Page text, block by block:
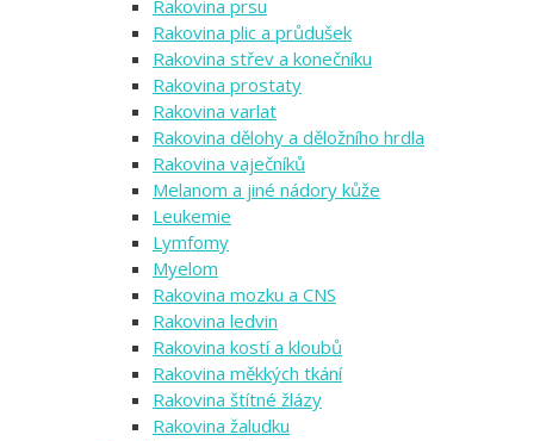
Rakovina prsu
Rakovina plic a průdušek
Rakovina střev a konečníku
Rakovina prostaty
Rakovina varlat
Rakovina dělohy a děložního hrdla
Rakovina vaječníků
Melanom a jiné nádory kůže
Leukemie
Lymfomy
Myelom
Rakovina mozku a CNS
Rakovina ledvin
Rakovina kostí a kloubů
Rakovina měkkých tkání
Rakovina štítné žlázy
Rakovina žaludku